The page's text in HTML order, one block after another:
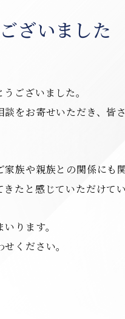
ざいました
ございました。
をお寄せいただき、皆
族や親族との関係にも
たと感じていただけてい
ります。
ください。